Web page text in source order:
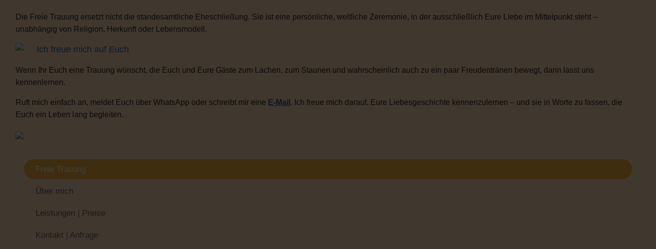
Freie Trauung
Über mich
Leistungen | Preise
Kontakt | Anfrage
Die Freie Trauung ersetzt nicht die standesamtliche Eheschließung. Sie ist eine persönliche, weltliche Zeremonie, in der ausschließlich Eure Liebe im Mittelpunkt steht –
unabhängig von Religion, Herkunft oder Lebensmodell.
Ich freue mich auf Euch
Wenn Ihr Euch eine Trauung wünscht, die Euch und Eure Gäste zum Lachen, zum Staunen und wahrscheinlich auch zu ein paar Freudentränen bewegt, dann lasst uns
kennenlernen.
Ruft mich einfach an, meldet Euch über WhatsApp oder schreibt mir eine E-Mail . Ich freue mich darauf, Eure Liebesgeschichte kennenzulernen – und sie in Worte zu fassen, die
Euch ein Leben lang begleiten.